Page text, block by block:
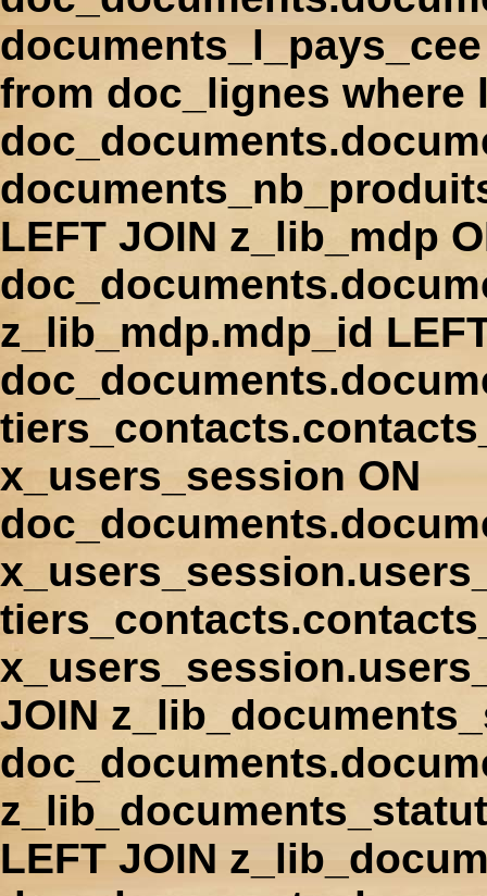
from doc_lignes where
LEFT JOIN z_lib_mdp
z_lib_mdp.mdp_id
x_users_session ON
JOIN
LEFT JOIN